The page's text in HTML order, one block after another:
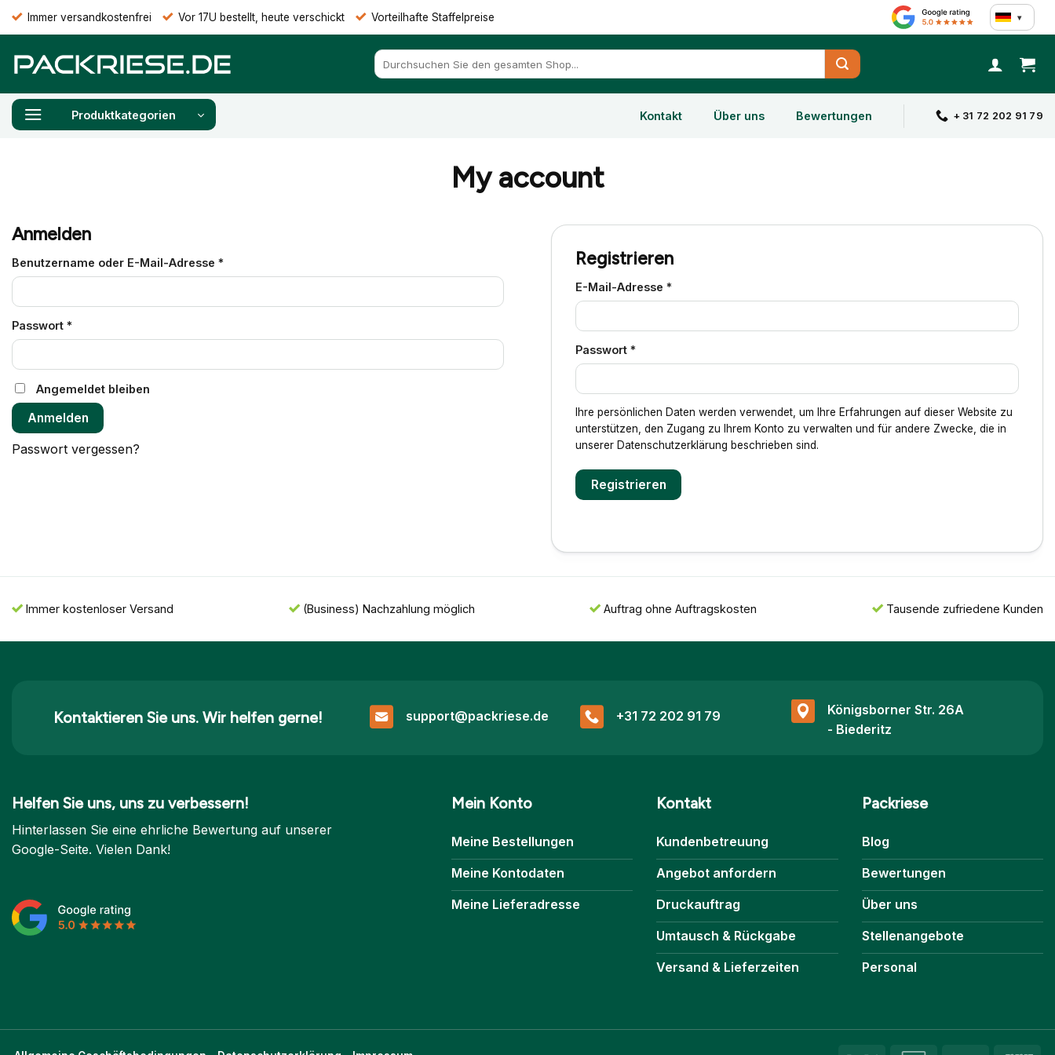
Zum
Immer versandkostenfrei Vor 17U bestellt, heute verschickt Vorteilhafte Staffelpreise ▾
Suchen
nach:
Produktkategorien Kontakt Über uns Bewertungen + 31 72 202 91 79
My account
Anmelden
Benutzername oder E-Mail-Adresse *
Passwort *
Angemeldet bleiben
Anmelden
Passwort vergessen?
Registrieren
E-Mail-Adresse *
Passwort *
Ihre persönlichen Daten werden verwendet, um Ihre Erfahrungen auf dieser Website zu
unterstützen, den Zugang zu Ihrem Konto zu verwalten und für andere Zwecke, die in
unserer Datenschutzerklärung beschrieben sind.
Registrieren
Immer kostenloser Versand (Business) Nachzahlung möglich Auftrag ohne Auftragskosten Tausende zufriedene Kunden
Kontaktieren Sie uns. Wir helfen gerne! support@packriese.de +31 72 202 91 79
Königsborner Str. 26A
- Biederitz
Helfen Sie uns, uns zu verbessern!
Hinterlassen Sie eine ehrliche Bewertung auf unserer
Google-Seite. Vielen Dank!
Mein Konto
Meine Bestellungen
Meine Kontodaten
Meine Lieferadresse
Kontakt
Kundenbetreuung
Angebot anfordern
Druckauftrag
Umtausch & Rückgabe
Versand & Lieferzeiten
Packriese
Blog
Bewertungen
Über uns
Stellenangebote
Personal